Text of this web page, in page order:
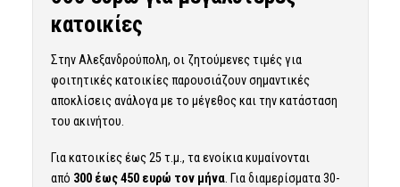
κατοικίες
Στην Αλεξανδρούπολη, οι ζητούμενες τιμές για
φοιτητικές κατοικίες παρουσιάζουν σημαντικές
αποκλίσεις ανάλογα με το μέγεθος και την κατάσταση
του ακινήτου.
Για κατοικίες έως 25 τ.μ., τα ενοίκια κυμαίνονται
από 300 έως 450 ευρώ τον μήνα. Για διαμερίσματα 30-